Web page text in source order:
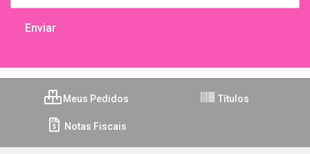
Meus Pedidos Títulos
Notas Fiscais